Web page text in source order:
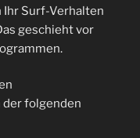
Ihr Surf-Verhalten
geschieht vor
der folgenden